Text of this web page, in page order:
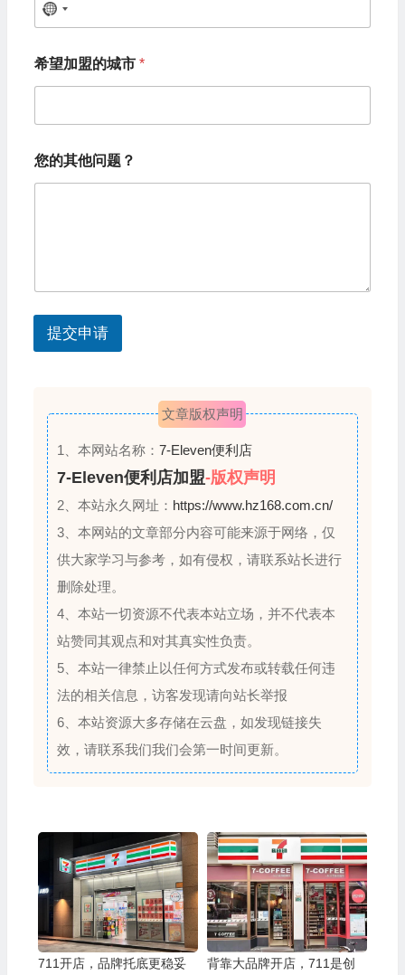
N
c
u
n
l
e
您
的
名
望
加
盟
希望加盟的城市 *
您的其他问题？
提交申请
文章版权声明
1、本网站名称： 7-Eleven便利店
7-Eleven便利店加盟-版权声明
2、本站永久网址： https://www.hz168.com.cn/
3、本网站的文章部分内容可能来源于网络，仅
供大家学习与参考，如有侵权，请联系站长进行
删除处理。
4、本站一切资源不代表本站立场，并不代表本
站赞同其观点和对其真实性负责。
5、本站一律禁止以任何方式发布或转载任何违
法的相关信息，访客发现请向站长举报
6、本站资源大多存储在云盘，如发现链接失
效，请联系我们我们会第一时间更新。
711开店，品牌托底更稳妥
背靠大品牌开店，711是创